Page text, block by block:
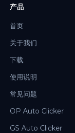
产品
首页
关于我们
下载
使用说明
常见问题
OP Auto Clicker
GS Auto Clicker